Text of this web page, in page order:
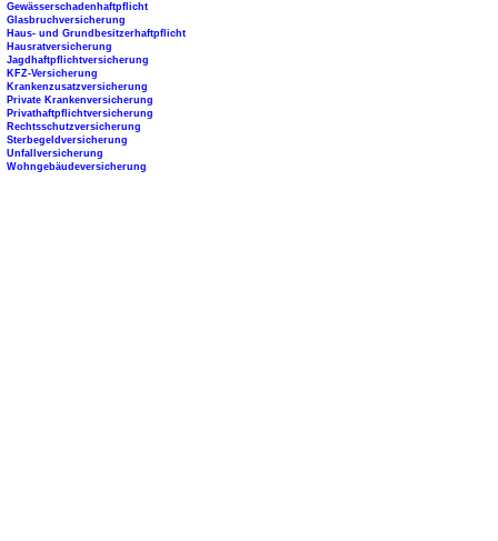
Gewässerschadenhaftpflicht
Glasbruchversicherung
Haus- und Grundbesitzerhaftpflicht
Hausratversicherung
Jagdhaftpflichtversicherung
KFZ-Versicherung
Krankenzusatzversicherung
Private Krankenversicherung
Privathaftpflichtversicherung
Rechtsschutzversicherung
Sterbegeldversicherung
Unfallversicherung
Wohngebäudeversicherung